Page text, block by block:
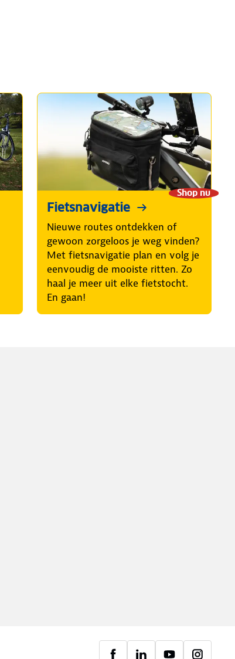
Shop nu
Fietsnavigatie
Nieuwe routes ontdekken of
gewoon zorgeloos je weg vinden?
Met fietsnavigatie plan en volg je
eenvoudig de mooiste ritten. Zo
haal je meer uit elke fietstocht.
En gaan!